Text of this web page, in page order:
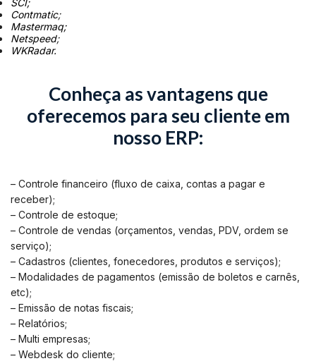
SCI;
Contmatic;
Mastermaq;
Netspeed;
WKRadar.
Conheça as vantagens que
oferecemos para seu cliente em
nosso ERP:
– Controle financeiro (fluxo de caixa, contas a pagar e
receber);
– Controle de estoque;
– Controle de vendas (orçamentos, vendas, PDV, ordem se
serviço);
– Cadastros (clientes, fonecedores, produtos e serviços);
– Modalidades de pagamentos (emissão de boletos e carnês,
etc);
– Emissão de notas fiscais;
– Relatórios;
– Multi empresas;
– Webdesk do cliente;